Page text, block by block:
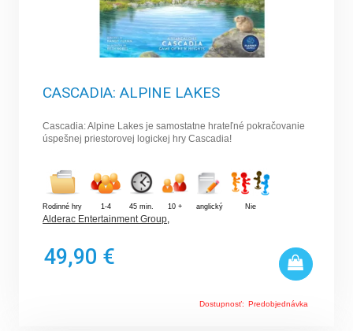
CASCADIA: ALPINE LAKES
Cascadia: Alpine Lakes je samostatne hrateľné pokračovanie
úspešnej priestorovej logickej hry Cascadia!
Rodinné hry 1-4 45 min. 10 + anglický Nie
Alderac Entertainment Group,
49,90 €
Dostupnosť: Predobjednávka